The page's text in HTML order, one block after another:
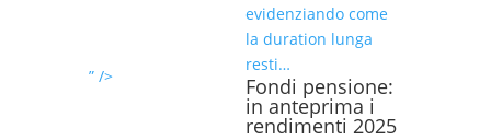
evidenziando come
la duration lunga
resti…
” /> Fondi pensione:
in anteprima i
rendimenti 2025